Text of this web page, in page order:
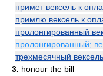
примет вексель к
примлю вексель к
пролонгированный
пролонгированный;
трехмесячный вексель
3. honour the bill